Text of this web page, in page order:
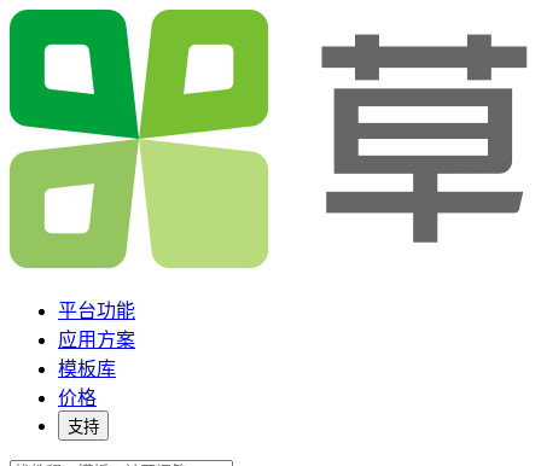
平台功能
应用方案
模板库
价格
支持